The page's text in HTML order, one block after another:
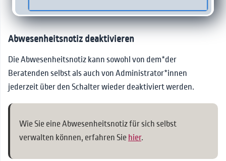
Abwesenheitsnotiz deaktivieren
Die Abwesenheitsnotiz kann sowohl von dem*der
Beratenden selbst als auch von Administrator*innen
jederzeit über den Schalter wieder deaktiviert werden.
Wie Sie eine Abwesenheitsnotiz für sich selbst
verwalten können, erfahren Sie hier.